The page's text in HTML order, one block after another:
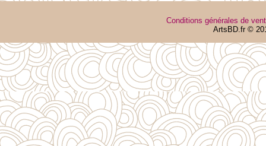
Conditions générales de
ArtsBD.fr ©